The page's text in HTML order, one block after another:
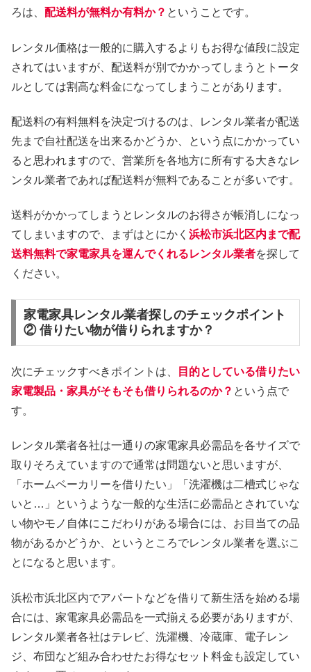
ろは、 配送料が無料か有料か？ ということです。
レンタル価格は一般的に購入するよりもお得な値段に設定
されてはいますが、配送料が別でかかってしまうとトータ
ルとしては割高な料金になってしまうことがあります。
配送料の有料無料を決定づけるのは、レンタル業者が配送
先まで自社配送を出来るかどうか、という点にかかってい
ると思われますので、営業所を各地方に所有する大きなレ
ンタル業者であれば配送料が無料であることが多いです。
送料がかかってしまうとレンタルのお得さが帳消しになっ
てしまいますので、まずはとにかく 浜松市浜北区内まで配
送料無料で家電家具を運んでくれるレンタル業者を探して
ください。
家電家具レンタル業者探しのチェックポイント
② 借りたい物が借りられますか？
次にチェックすべきポイントは、
目的としている借りたい
家電製品・家具がそもそも借りられるのか？ という点で
す。
レンタル業者各社は一通りの家電家具必需品を各サイズで
取りそろえていますので通常は問題ないと思いますが、
「ホームベーカリーを借りたい」「洗濯機は二槽式じゃな
いと…」というような一般的な生活に必需品とされていな
い物やモノ自体にこだわりがある場合には、お目当ての品
物があるかどうか、というところでレンタル業者を選ぶこ
とになると思います。
浜松市浜北区内でアパートなどを借りて新生活を始める場
合には、家電家具必需品を一式揃える必要がありますが、
レンタル業者各社はテレビ、洗濯機、冷蔵庫、電子レン
ジ、布団など組み合わせたお得なセット料金も設定してい